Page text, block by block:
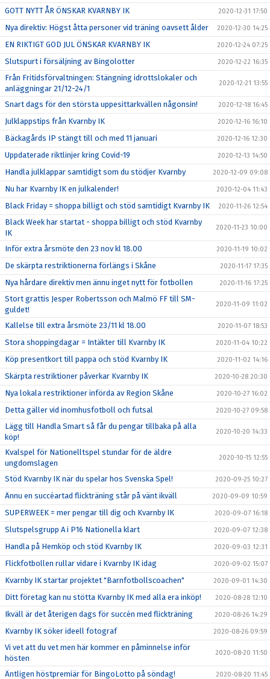
GOTT NYTT ÅR ÖNSKAR KVARNBY IK 2020-12-31 17:50
Nya direktiv: Högst åtta personer vid träning oavsett ålder 2020-12-30 14:25
EN RIKTIGT GOD JUL ÖNSKAR KVARNBY IK 2020-12-24 07:25
Slutspurt i försäljning av Bingolotter 2020-12-22 16:35
Från Fritidsförvaltningen: Stängning idrottslokaler och
anläggningar 21/12-24/1
2020-12-21 13:55
Snart dags för den största uppesittarkvällen någonsin! 2020-12-18 16:45
Julklappstips från Kvarnby IK 2020-12-16 16:10
Bäckagårds IP stängt till och med 11 januari 2020-12-16 12:30
Uppdaterade riktlinjer kring Covid-19 2020-12-13 14:50
Handla julklappar samtidigt som du stödjer Kvarnby 2020-12-09 09:08
Nu har Kvarnby IK en julkalender! 2020-12-04 11:43
Black Friday = shoppa billigt och stöd samtidigt Kvarnby IK 2020-11-26 12:54
Black Week har startat - shoppa billigt och stöd Kvarnby
IK
2020-11-23 10:00
Inför extra årsmöte den 23 nov kl 18.00 2020-11-19 10:02
De skärpta restriktionerna förlängs i Skåne 2020-11-17 17:35
Nya hårdare direktiv men ännu inget nytt för fotbollen 2020-11-16 17:25
Stort grattis Jesper Robertsson och Malmö FF till SM-
guldet!
2020-11-09 11:02
Kallelse till extra årsmöte 23/11 kl 18.00 2020-11-07 18:53
Stora shoppingdagar = Intäkter till Kvarnby IK 2020-11-04 10:22
Köp presentkort till pappa och stöd Kvarnby IK 2020-11-02 14:16
Skärpta restriktioner påverkar Kvarnby IK 2020-10-28 20:30
Nya lokala restriktioner införda av Region Skåne 2020-10-27 16:02
Detta gäller vid inomhusfotboll och futsal 2020-10-27 09:58
Lägg till Handla Smart så får du pengar tillbaka på alla
köp!
2020-10-20 14:33
Kvalspel för Nationelltspel stundar för de äldre
ungdomslagen
2020-10-15 12:55
Stöd Kvarnby IK när du spelar hos Svenska Spel! 2020-09-25 10:27
Ännu en succéartad flickträning står på vänt ikväll 2020-09-09 10:59
SUPERWEEK = mer pengar till dig och Kvarnby IK 2020-09-07 16:18
Slutspelsgrupp A i P16 Nationella klart 2020-09-07 12:38
Handla på Hemköp och stöd Kvarnby IK 2020-09-03 12:31
Flickfotbollen rullar vidare i Kvarnby IK idag 2020-09-02 15:07
Kvarnby IK startar projektet "Barnfotbollscoachen" 2020-09-01 14:30
Ditt företag kan nu stötta Kvarnby IK med alla era inköp! 2020-08-28 12:10
Ikväll är det återigen dags för succén med flickträning 2020-08-26 14:29
Kvarnby IK söker ideell fotograf 2020-08-26 09:59
Vi vet att du vet men här kommer en påminnelse inför
hösten
2020-08-20 11:50
Äntligen höstpremiär för BingoLotto på söndag! 2020-08-20 11:45